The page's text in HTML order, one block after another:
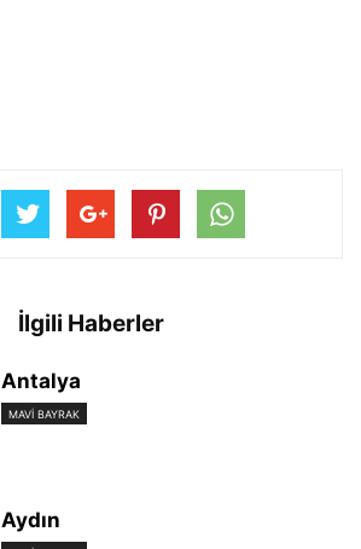
İlgili Haberler
Antalya
MAVI BAYRAK
Aydın